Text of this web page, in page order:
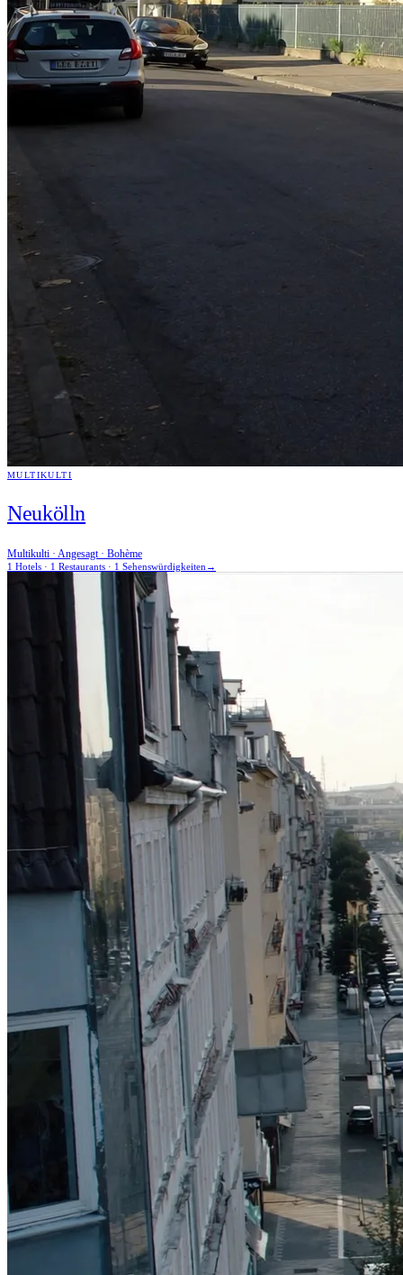
MULTIKULTI
Neukölln
Multikulti · Angesagt · Bohème
1 Hotels · 1 Restaurants · 1 Sehenswürdigkeiten →